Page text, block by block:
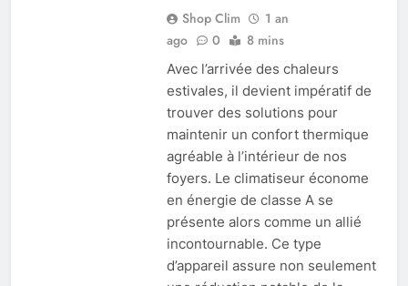
Shop Clim
1 an
ago
0 8 mins
Avec l’arrivée des chaleurs
estivales, il devient impératif de
trouver des solutions pour
maintenir un confort thermique
agréable à l’intérieur de nos
foyers. Le climatiseur économe
en énergie de classe A se
présente alors comme un allié
incontournable. Ce type
d’appareil assure non seulement